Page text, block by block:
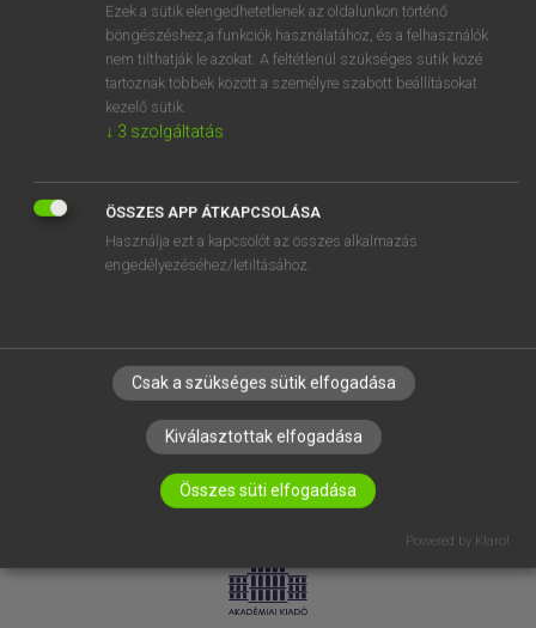
TANULÓKNAK
OKTATÁSI INTÉZMÉNYEKNEK
VÁLLALATI MEGOLDÁSOK
RÓLUNK
ELÉRHETŐSÉG
SÜTI BEÁLLÍTÁSOK
LICENCSZERZŐDÉS ADATVÉDELEM
Ezek a sütik elengedhetetlenek az oldalunkon történő
böngészéshez,a funkciók használatához, és a felhasználók
nem tilthatják le azokat. A feltétlenül szükséges sütik közé
tartoznak többek között a személyre szabott beállításokat
kezelő sütik.
↓ 3 szolgáltatás
ÖSSZES APP ÁTKAPCSOLÁSA
Használja ezt a kapcsolót az összes alkalmazás
engedélyezéséhez/letiltásához.
Csak a szükséges sütik elfogadása
Kiválasztottak elfogadása
Összes süti elfogadása
Powered by Klaro!